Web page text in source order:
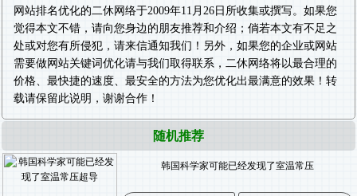
网站排名优化的二休网络于2009年11月26日所收集或撰写。如果您
觉得本文不错，请向您身边的朋友推荐和介绍；倘若本文有不足之
处或对您有所侵犯，请来信通知我们！另外，如果您的企业或网站
需要做网站关键词优化请与我们取得联系，二休网络将以最合理的
价格、最快捷的速度、最安全的方法为您优化出最满意的效果！转
载请保留此说明，谢谢合作！
随机推荐
韩国科学家可能已经发现了室温常压